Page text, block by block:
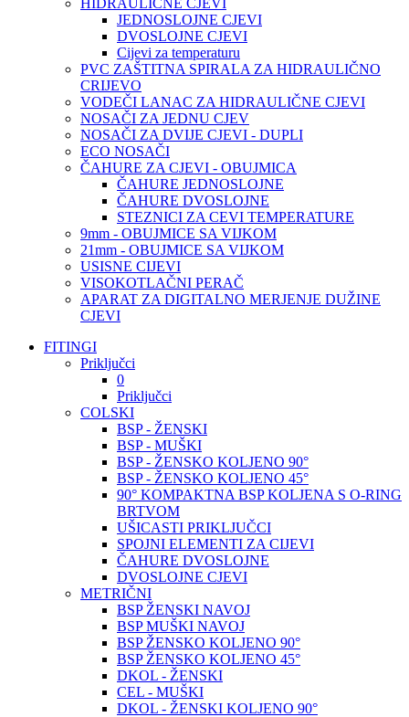
HIDRAULIČNE CJEVI
JEDNOSLOJNE CJEVI
DVOSLOJNE CJEVI
Cijevi za temperaturu
PVC ZAŠTITNA SPIRALA ZA HIDRAULIČNO
CRIJEVO
VODEČI LANAC ZA HIDRAULIČNE CJEVI
NOSAČI ZA JEDNU CJEV
NOSAČI ZA DVIJE CJEVI - DUPLI
ECO NOSAČI
ČAHURE ZA CJEVI - OBUJMICA
ČAHURE JEDNOSLOJNE
ČAHURE DVOSLOJNE
STEZNICI ZA CEVI TEMPERATURE
9mm - OBUJMICE SA VIJKOM
21mm - OBUJMICE SA VIJKOM
USISNE CIJEVI
VISOKOTLAČNI PERAČ
APARAT ZA DIGITALNO MERJENJE DUŽINE
CJEVI
FITINGI
Priključci
0
Priključci
COLSKI
BSP - ŽENSKI
BSP - MUŠKI
BSP - ŽENSKO KOLJENO 90°
BSP - ŽENSKO KOLJENO 45°
90° KOMPAKTNA BSP KOLJENA S O-RING
BRTVOM
UŠICASTI PRIKLJUČCI
SPOJNI ELEMENTI ZA CIJEVI
ČAHURE DVOSLOJNE
DVOSLOJNE CJEVI
METRIČNI
BSP ŽENSKI NAVOJ
BSP MUŠKI NAVOJ
BSP ŽENSKO KOLJENO 90°
BSP ŽENSKO KOLJENO 45°
DKOL - ŽENSKI
CEL - MUŠKI
DKOL - ŽENSKI KOLJENO 90°